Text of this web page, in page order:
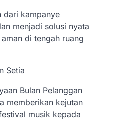
dari kampanye
menjadi solusi nyata
di tengah ruang
Setia
Bulan Pelanggan
memberikan kejutan
musik kepada